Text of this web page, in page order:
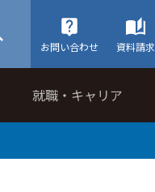
お問い合わせ 資料請求
就職・キャリア